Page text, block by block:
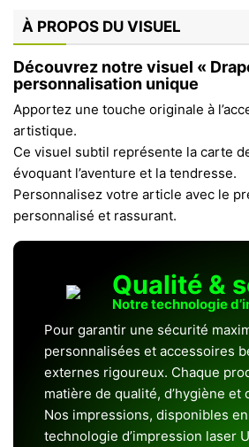
À PROPOS DU VISUEL
Découvrez notre visuel «
personnalisation unique
Apportez une touche originale à
artistique.
Ce visuel subtil représente la carte
évoquant l’aventure et la tendresse.
Personnalisez votre article avec le
personnalisé et rassurant.
Qualité &
Notre technologie
Pour garantir une sécurité
personnalisées et accessoires
externes rigoureux. Chaque
matière de qualité, d’hygiène et
Nos impressions, disponibles
technologie d’impression laser